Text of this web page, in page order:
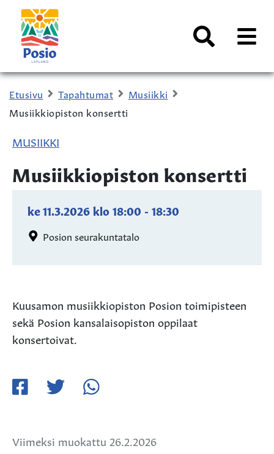
Siirry sisältöön
Kaupungin
logo
AVAA
Etusivu Tapahtumat
Musiikki
Musiikkiopiston konsertti
MUSIIKKI
Musiikkiopiston konsertti
ke 11.3.2026klo18:00 - 18:30
Posion seurakuntatalo
Kuusamon musiikkiopiston Posion toimipisteen
sekä Posion kansalaisopiston oppilaat
konsertoivat.
Viimeksi muokattu 26.2.2026